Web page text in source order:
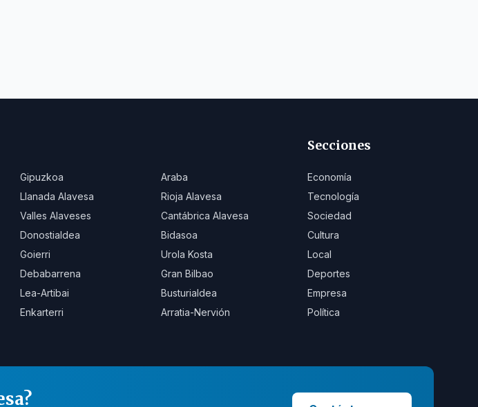
Gipuzkoa
Araba
Llanada Alavesa
Rioja Alavesa
Valles Alaveses
Cantábrica Alavesa
Donostialdea
Bidasoa
Goierri
Urola Kosta
Debabarrena
Gran Bilbao
Lea-Artibai
Busturialdea
Enkarterri
Arratia-Nervión
Secciones
Economía
Tecnología
Sociedad
Cultura
Local
Deportes
Empresa
Política